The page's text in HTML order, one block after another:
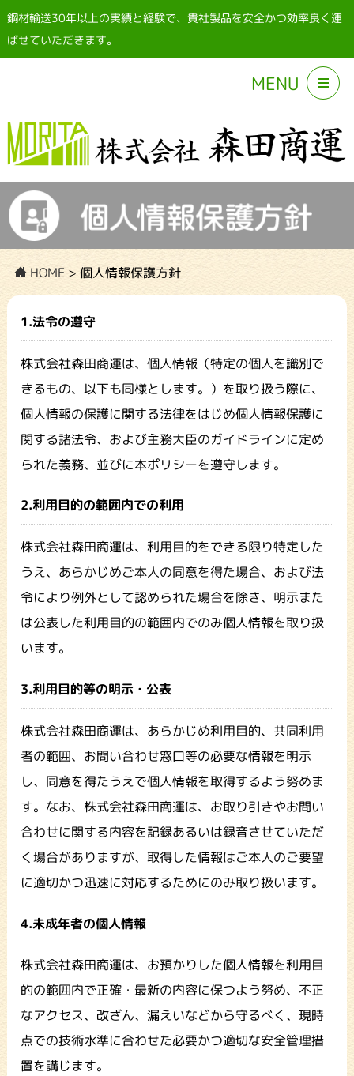
鋼材輸送30年以上の実績と経験で、貴社製品を安全かつ効率良く運
ばせていただきます。
MENU
HOME> 個人情報保護方針
1.法令の遵守
株式会社森田商運は、個人情報（特定の個人を識別で
きるもの、以下も同様とします。）を取り扱う際に、
個人情報の保護に関する法律をはじめ個人情報保護に
関する諸法令、および主務大臣のガイドラインに定め
られた義務、並びに本ポリシーを遵守します。
2.利用目的の範囲内での利用
株式会社森田商運は、利用目的をできる限り特定した
うえ、あらかじめご本人の同意を得た場合、および法
令により例外として認められた場合を除き、明示また
は公表した利用目的の範囲内でのみ個人情報を取り扱
います。
3.利用目的等の明示・公表
株式会社森田商運は、あらかじめ利用目的、共同利用
者の範囲、お問い合わせ窓口等の必要な情報を明示
し、同意を得たうえで個人情報を取得するよう努めま
す。なお、株式会社森田商運は、お取り引きやお問い
合わせに関する内容を記録あるいは録音させていただ
く場合がありますが、取得した情報はご本人のご要望
に適切かつ迅速に対応するためにのみ取り扱います。
4.未成年者の個人情報
株式会社森田商運は、お預かりした個人情報を利用目
的の範囲内で正確・最新の内容に保つよう努め、不正
なアクセス、改ざん、漏えいなどから守るべく、現時
点での技術水準に合わせた必要かつ適切な安全管理措
置を講じます。